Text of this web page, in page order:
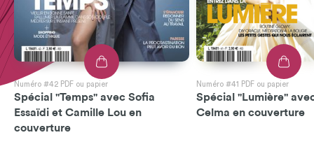
Numéro #42 PDF ou papier
Spécial "Temps" avec Sofia
Essaïdi et Camille Lou en
couverture
Numéro #41 PDF ou papier
Spécial "Lumière"
Celma en couverture